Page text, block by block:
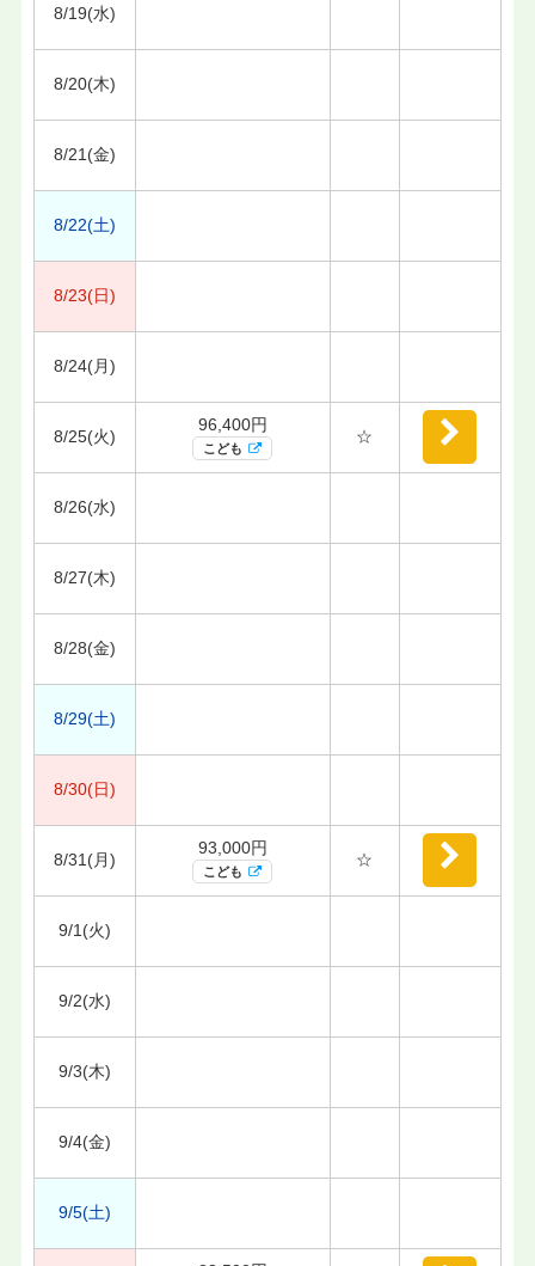
8/19(水)
8/20(木)
8/21(金)
8/22(土)
8/23(日)
8/24(月)
8/25(火)
96,400円
こども
☆
8/26(水)
8/27(木)
8/28(金)
8/29(土)
8/30(日)
8/31(月)
93,000円
こども
☆
9/1(火)
9/2(水)
9/3(木)
9/4(金)
9/5(土)